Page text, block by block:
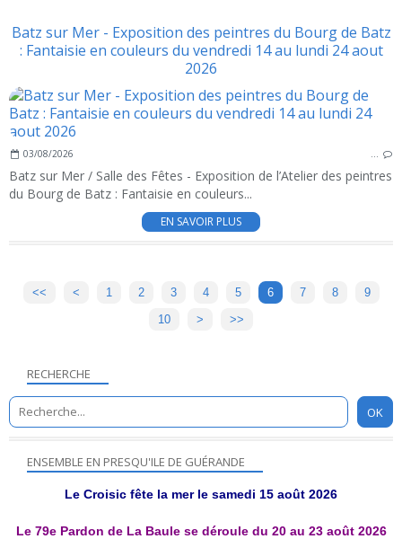
Batz sur Mer - Exposition des peintres du Bourg de Batz
: Fantaisie en couleurs du vendredi 14 au lundi 24 aout
2026
03/08/2026 …
Batz sur Mer / Salle des Fêtes - Exposition de l’Atelier des peintres
du Bourg de Batz : Fantaisie en couleurs...
EN SAVOIR PLUS
<< < 1 2 3 4 5 6 7 8
9
10
20
30
40
50
60
70
80
90
100
200
> >>
RECHERCHE
ENSEMBLE EN PRESQU'ILE DE GUÉRANDE
Le Croisic fête la mer le samedi 15 août 2026
Le 79e Pardon de La Baule se déroule du 20 au 23 août 2026